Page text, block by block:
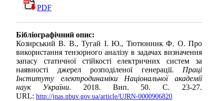
PDF
Бібліографічний опис:
Козирський В. В., Тугай І. Ю., Тютюнник Ф. О. Про
використання тензорного аналізу в задачах визначення
запасу статичної стійкості електричних систем за
наявності джерел розподіленої генерації. Праці
Інституту електродинаміки Національної академії
наук України. 2018. Вип. 50. С. 23-27.
URL: http://jnas.nbuv.gov.ua/article/UJRN-0000906820